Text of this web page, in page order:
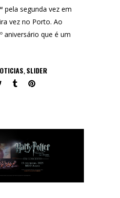
segunda vez em
vez no Porto. Ao
aniversário que é um
,SLIDER